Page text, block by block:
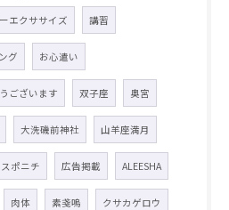
エクササイズ 講習
グ お心遣い
ございます 双子座 奥宮
大洗磯前神社 山羊座満月
スポニチ 広告掲載 ALEESHA
肉体 素戔嗚 クサカゲロウ